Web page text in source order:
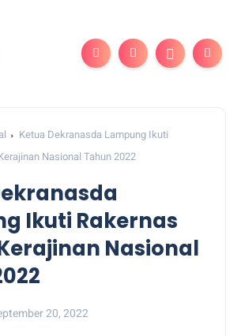
Ketua Dekranasda Lampung Ikuti
Nasional Tahun 2022
Ikuti Rakernas
Nasional
20, 2022